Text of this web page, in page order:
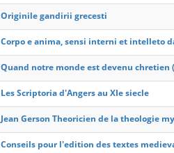
Originile gandirii grecesti
Corpo e anima, sensi interni et intelleto
Quand notre monde est devenu chretien
Les Scriptoria d'Angers au XIe siecle
Jean Gerson Theoricien de la theologie
Conseils pour l'edition des textes